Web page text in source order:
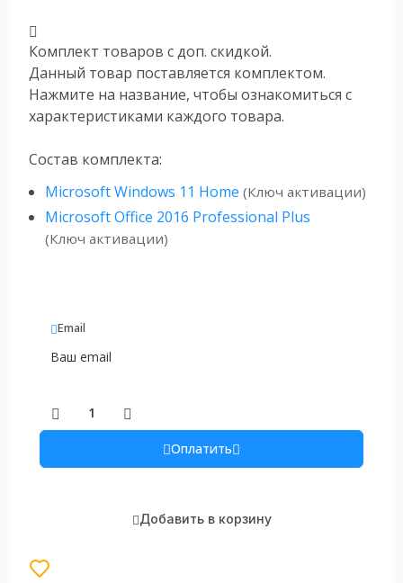
Комплект товаров с доп. скидкой.
Данный товар поставляется комплектом.
Нажмите на название, чтобы ознакомиться с
характеристиками каждого товара.
Состав комплекта:
Microsoft Windows 11 Home (Ключ активации)
Microsoft Office 2016 Professional Plus
(Ключ активации)
Email
Оплатить
Добавить в корзину